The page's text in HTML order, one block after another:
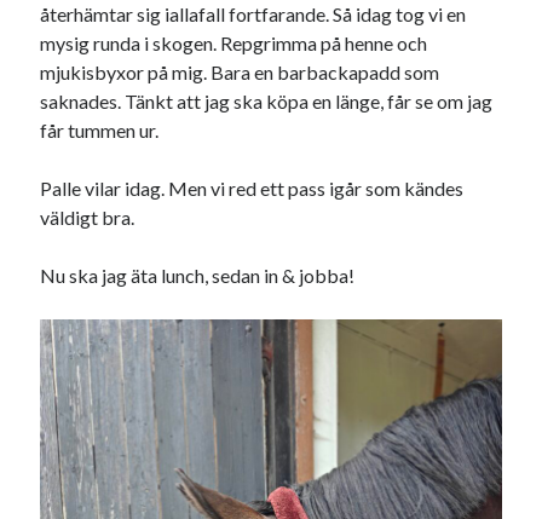
återhämtar sig iallafall fortfarande. Så idag tog vi en
mysig runda i skogen. Repgrimma på henne och
mjukisbyxor på mig. Bara en barbackapadd som
saknades. Tänkt att jag ska köpa en länge, får se om jag
får tummen ur.
Palle vilar idag. Men vi red ett pass igår som kändes
väldigt bra.
Nu ska jag äta lunch, sedan in & jobba!